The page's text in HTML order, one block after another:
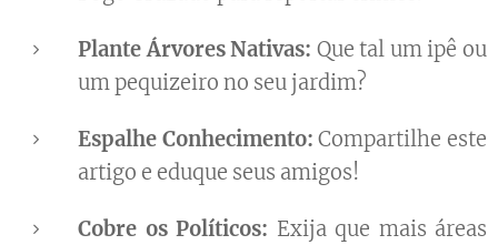
Plante Árvores Nativas: Que tal um ipê ou
um pequizeiro no seu jardim?
Espalhe Conhecimento: Compartilhe este
artigo e eduque seus amigos! 📱
Cobre os Políticos: Exija que mais áreas